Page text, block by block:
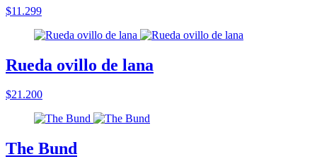
$11.299
Rueda ovillo de lana
$21.200
The Bund